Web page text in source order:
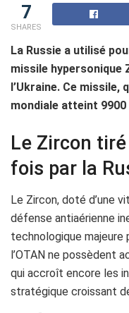
7
SHARES
La Russie a utilisé
missile hypersonique
l’Ukraine. Ce
mondiale atteint 9900
Le Zircon
fois par la
Le Zircon, doté d’une
défense antiaérienne
technologique majeure
l’OTAN ne possèdent
qui accroît encore les
stratégique croissant